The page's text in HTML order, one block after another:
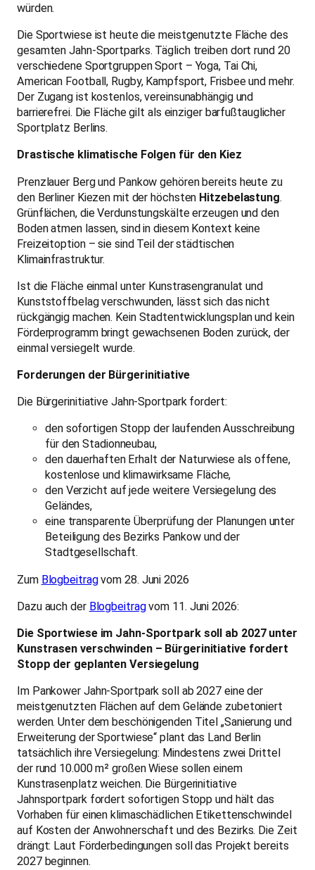
würden.
Die Sportwiese ist heute die meistgenutzte Fläche des
gesamten Jahn-Sportparks. Täglich treiben dort rund 20
verschiedene Sportgruppen Sport – Yoga, Tai Chi,
American Football, Rugby, Kampfsport, Frisbee und mehr.
Der Zugang ist kostenlos, vereinsunabhängig und
barrierefrei. Die Fläche gilt als einziger barfußtauglicher
Sportplatz Berlins.
Drastische klimatische Folgen für den Kiez
Prenzlauer Berg und Pankow gehören bereits heute zu
den Berliner Kiezen mit der höchsten Hitzebelastung.
Grünflächen, die Verdunstungskälte erzeugen und den
Boden atmen lassen, sind in diesem Kontext keine
Freizeitoption – sie sind Teil der städtischen
Klimainfrastruktur.
Ist die Fläche einmal unter Kunstrasengranulat und
Kunststoffbelag verschwunden, lässt sich das nicht
rückgängig machen. Kein Stadtentwicklungsplan und kein
Förderprogramm bringt gewachsenen Boden zurück, der
einmal versiegelt wurde.
Forderungen der Bürgerinitiative
Die Bürgerinitiative Jahn-Sportpark fordert:
den sofortigen Stopp der laufenden Ausschreibung
für den Stadionneubau,
den dauerhaften Erhalt der Naturwiese als offene,
kostenlose und klimawirksame Fläche,
den Verzicht auf jede weitere Versiegelung des
Geländes,
eine transparente Überprüfung der Planungen unter
Beteiligung des Bezirks Pankow und der
Stadtgesellschaft.
Zum Blogbeitragvom 28. Juni 2026
Dazu auch der Blogbeitragvom 11. Juni 2026:
Die Sportwiese im Jahn-Sportpark soll ab 2027 unter
Kunstrasen verschwinden – Bürgerinitiative fordert
Stopp der geplanten Versiegelung
Im Pankower Jahn-Sportpark soll ab 2027 eine der
meistgenutzten Flächen auf dem Gelände zubetoniert
werden. Unter dem beschönigenden Titel „Sanierung und
Erweiterung der Sportwiese“ plant das Land Berlin
tatsächlich ihre Versiegelung: Mindestens zwei Drittel
der rund 10.000 m² großen Wiese sollen einem
Kunstrasenplatz weichen. Die Bürgerinitiative
Jahnsportpark fordert sofortigen Stopp und hält das
Vorhaben für einen klimaschädlichen Etikettenschwindel
auf Kosten der Anwohnerschaft und des Bezirks. Die Zeit
drängt: Laut Förderbedingungen soll das Projekt bereits
2027 beginnen.